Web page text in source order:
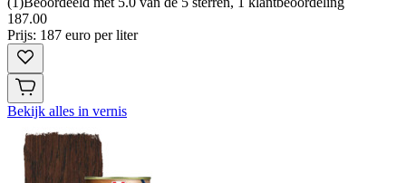
187.00
Prijs: 187 euro per liter
Bekijk alles in vernis